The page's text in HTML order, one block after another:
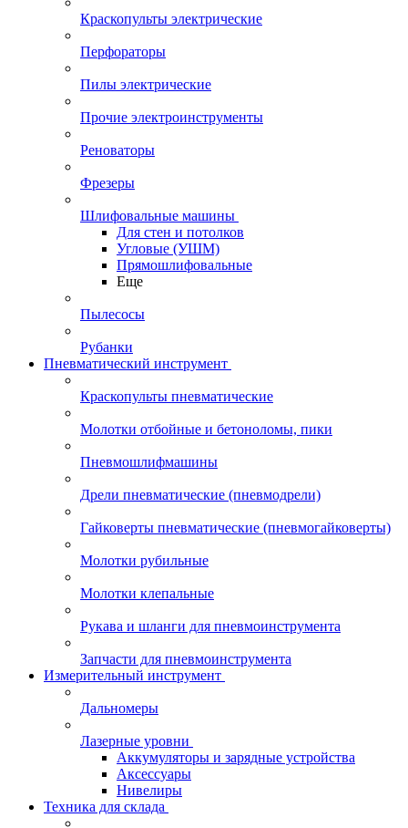
Краскопульты электрические
Перфораторы
Пилы электрические
Прочие электроинструменты
Реноваторы
Фрезеры
Шлифовальные машины
Для стен и потолков
Угловые (УШМ)
Прямошлифовальные
Еще
Пылесосы
Рубанки
Пневматический инструмент
Краскопульты пневматические
Молотки отбойные и бетоноломы, пики
Пневмошлифмашины
Дрели пневматические (пневмодрели)
Гайковерты пневматические (пневмогайковерты)
Молотки рубильные
Молотки клепальные
Рукава и шланги для пневмоинструмента
Запчасти для пневмоинструмента
Измерительный инструмент
Дальномеры
Лазерные уровни
Аккумуляторы и зарядные устройства
Аксессуары
Нивелиры
Техника для склада